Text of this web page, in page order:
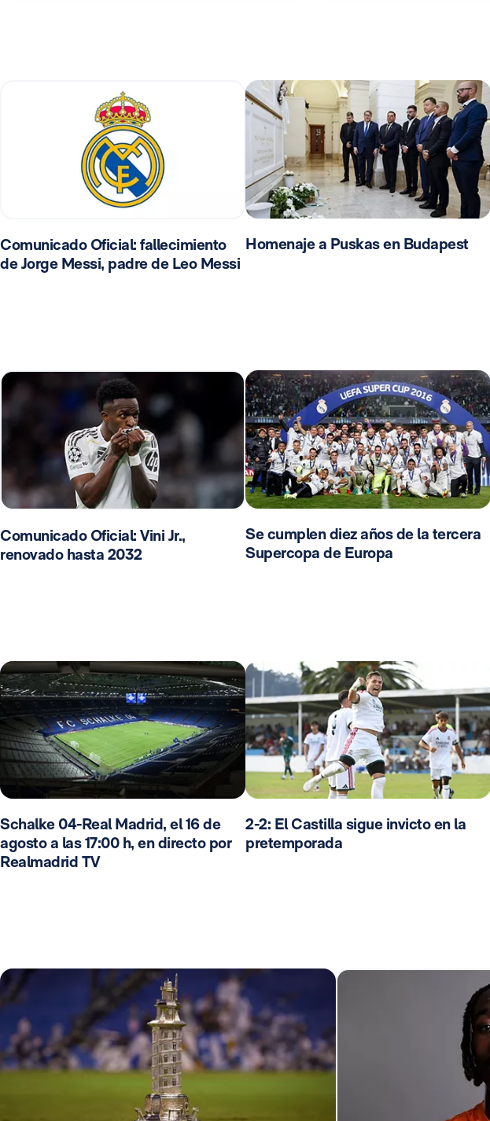
Comunicado Oficial: fallecimiento
de Jorge Messi, padre de Leo Messi
Homenaje a Puskas en Budapest
Comunicado Oficial: Vini Jr.,
renovado hasta 2032
Se cumplen diez años de la tercera
Supercopa de Europa
Schalke 04-Real Madrid, el 16 de
agosto a las 17:00 h, en directo por
Realmadrid TV
2-2: El Castilla sigue invicto en la
pretemporada